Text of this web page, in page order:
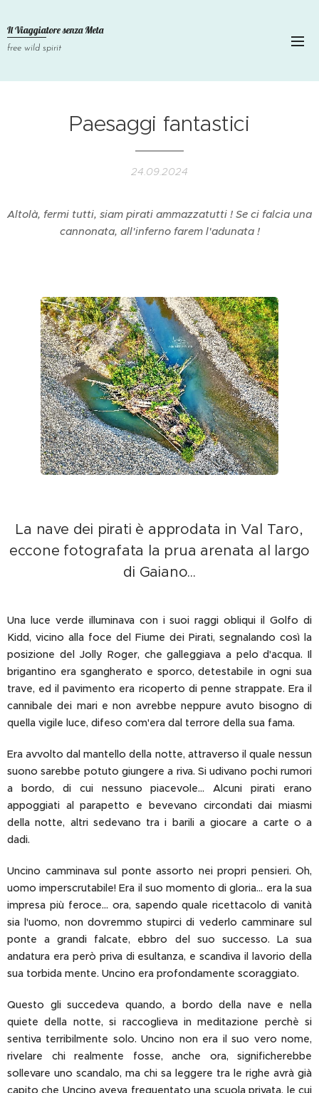
Il Viaggiatore senzaMeta
free wild spirit
Paesaggi fantastici
24.09.2024
Altolà, fermi tutti, siam pirati ammazzatutti ! Se ci falcia una
cannonata, all'inferno farem l'adunata !
La nave dei pirati è approdata in Val Taro,
eccone fotografata la prua arenata al largo
di Gaiano...
Una luce verde illuminava con i suoi raggi obliqui il Golfo di
Kidd, vicino alla foce del Fiume dei Pirati, segnalando così la
posizione del Jolly Roger, che galleggiava a pelo d'acqua. Il
brigantino era sgangherato e sporco, detestabile in ogni sua
trave, ed il pavimento era ricoperto di penne strappate. Era il
cannibale dei mari e non avrebbe neppure avuto bisogno di
quella vigile luce, difeso com'era dal terrore della sua fama.
Era avvolto dal mantello della notte, attraverso il quale nessun
suono sarebbe potuto giungere a riva. Si udivano pochi rumori
a bordo, di cui nessuno piacevole... Alcuni pirati erano
appoggiati al parapetto e bevevano circondati dai miasmi
della notte, altri sedevano tra i barili a giocare a carte o a
dadi.
Uncino camminava sul ponte assorto nei propri pensieri. Oh,
uomo imperscrutabile! Era il suo momento di gloria... era la sua
impresa più feroce... ora, sapendo quale ricettacolo di vanità
sia l'uomo, non dovremmo stupirci di vederlo camminare sul
ponte a grandi falcate, ebbro del suo successo. La sua
andatura era però priva di esultanza, e scandiva il lavorio della
sua torbida mente. Uncino era profondamente scoraggiato.
Questo gli succedeva quando, a bordo della nave e nella
quiete della notte, si raccoglieva in meditazione perchè si
sentiva terribilmente solo. Uncino non era il suo vero nome,
rivelare chi realmente fosse, anche ora, significherebbe
sollevare uno scandalo, ma chi sa leggere tra le righe avrà già
capito che Uncino aveva frequentato una scuola privata, le cui